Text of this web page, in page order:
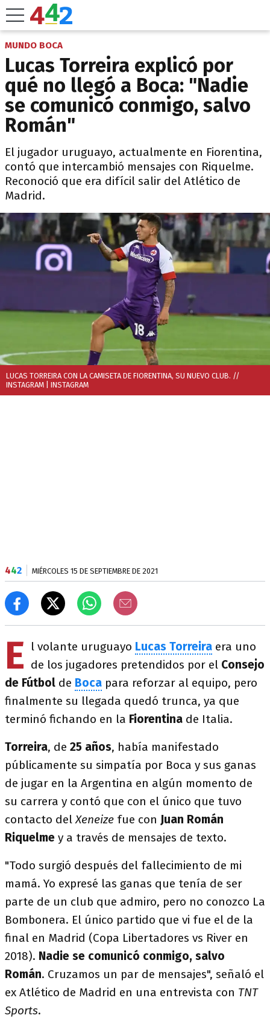
MUNDO BOCA
Lucas Torreira explicó por
qué no llegó a Boca: "Nadie
se comunicó conmigo, salvo
Román"
El jugador uruguayo, actualmente en Fiorentina,
contó que intercambió mensajes con Riquelme.
Reconoció que era difícil salir del Atlético de
Madrid.
LUCAS TORREIRA CON LA CAMISETA DE FIORENTINA, SU NUEVO CLUB. //
INSTAGRAM | INSTAGRAM
442 MIÉRCOLES 15 DE SEPTIEMBRE DE 2021
E l volante uruguayo Lucas Torreira era uno
de los jugadores pretendidos por el Consejo
de Fútbol de Boca para reforzar al equipo, pero
finalmente su llegada quedó trunca, ya que
terminó fichando en la Fiorentina de Italia.
Torreira, de 25 años, había manifestado
públicamente su simpatía por Boca y sus ganas
de jugar en la Argentina en algún momento de
su carrera y contó que con el único que tuvo
contacto delXeneize fue con Juan Román
Riquelme y a través de mensajes de texto.
"Todo surgió después del fallecimiento de mi
mamá. Yo expresé las ganas que tenía de ser
parte de un club que admiro, pero no conozco La
Bombonera. El único partido que vi fue el de la
final en Madrid (Copa Libertadores vs River en
2018). Nadie se comunicó conmigo, salvo
Román. Cruzamos un par de mensajes", señaló el
ex Atlético de Madrid en una entrevista con TNT
Sports.